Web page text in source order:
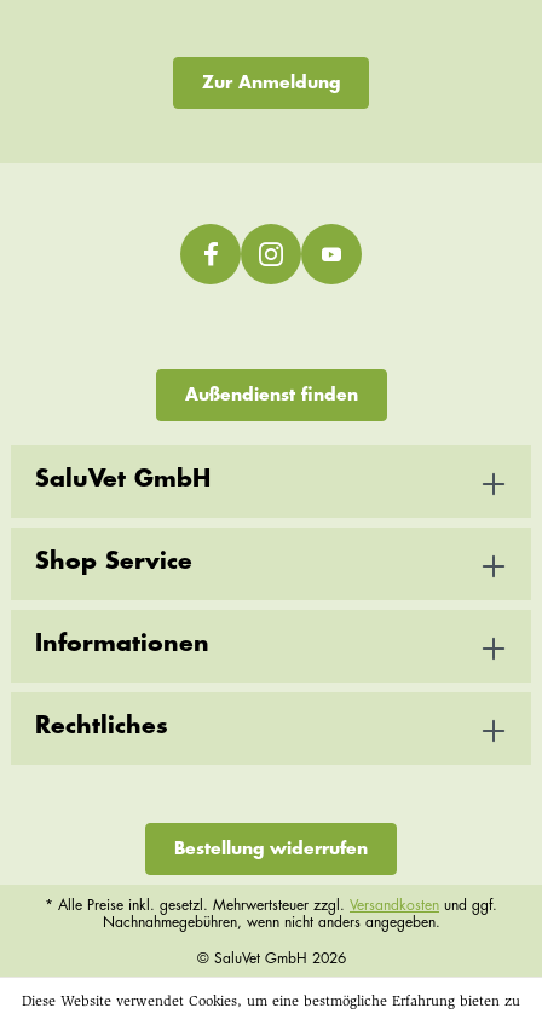
Zur Anmeldung
Außendienst finden
SaluVet GmbH
Shop Service
Informationen
Rechtliches
Bestellung widerrufen
* Alle Preise inkl. gesetzl. Mehrwertsteuer zzgl. Versandkosten und ggf.
Nachnahmegebühren, wenn nicht anders angegeben.
© SaluVet GmbH 2026
Diese Website verwendet Cookies, um eine bestmögliche Erfahrung bieten zu